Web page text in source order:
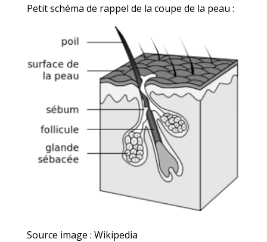
Petit schéma de rappel de la coupe de la peau :
Source image : Wikipedia